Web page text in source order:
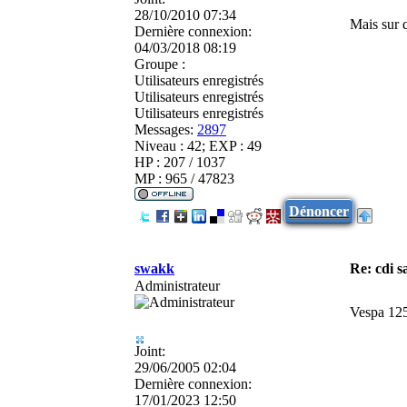
28/10/2010 07:34
Dernière connexion:
04/03/2018 08:19
Groupe :
Utilisateurs enregistrés
Utilisateurs enregistrés
Utilisateurs enregistrés
Messages: 2897
Niveau : 42; EXP : 49
HP : 207 / 1037
MP : 965 / 47823
Mais sur
Dénoncer
swakk
Re: cdi
Administrateur
Joint:
29/06/2005 02:04
Dernière connexion:
17/01/2023 12:50
Vespa